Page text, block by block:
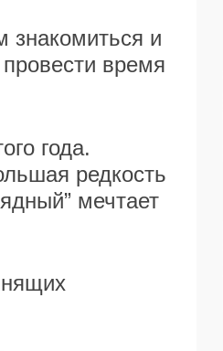
знакомиться и
время
года.
редкость
мечтает